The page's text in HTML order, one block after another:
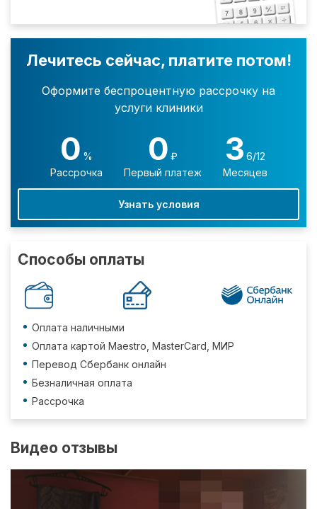
Лечитесь сейчас, платите потом!
Оформите беспроцентную рассрочку на
услуги клиники
0 %
Рассрочка
0 ₽
Первый платеж
3 6/12
Месяцев
Узнать условия
Способы оплаты
Оплата наличными
Оплата картой Maestro, MasterCard, МИР
Перевод Сбербанк онлайн
Безналичная оплата
Рассрочка
Видео отзывы